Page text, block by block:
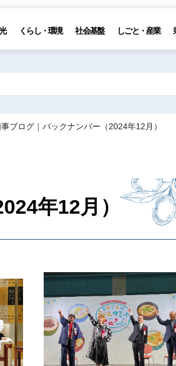
くらし・環境 社会基盤 しごと・産業
ブログ｜バックナンバー（2024年12月）
年12月）